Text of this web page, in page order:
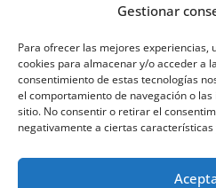
Gestionar
Para ofrecer las mejores experiencias,
cookies para almacenar y/o acceder a
consentimiento de estas tecnologías
el comportamiento de navegación o
sitio. No consentir o retirar el
negativamente a ciertas características
EUSKADI
Concierto de Íñigo
– 18 de febrero de
Pablo Arranz Abr 30,